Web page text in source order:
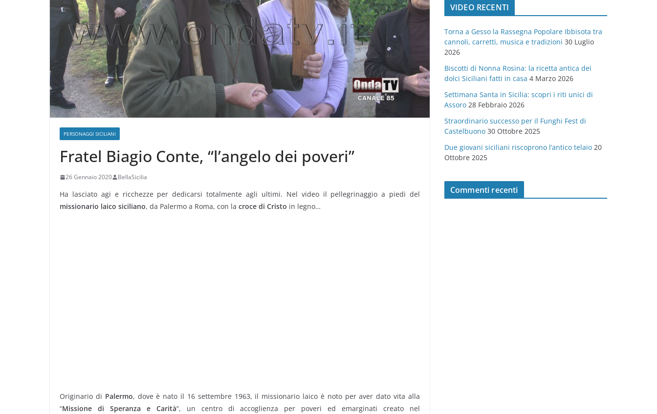
PERSONAGGI SICILIANI
Fratel Biagio Conte, “l’angelo dei poveri”
26 Gennaio 2020 BellaSicilia
Ha lasciato agi e ricchezze per dedicarsi totalmente agli ultimi. Nel video il pellegrinaggio a piedi del
missionario laico siciliano, da Palermo a Roma, con la croce di Cristo in legno…
Originario di Palermo, dove è nato il 16 settembre 1963, il missionario laico è noto per aver dato vita alla
“Missione di Speranza e Carità“, un centro di accoglienza per poveri ed emarginati creato nel
o
r
e
VIDEO RECENTI
Torna a Gesso la Rassegna Popolare Ibbisota tra
cannoli, carretti, musica e tradizioni 30 Luglio
2026
Biscotti di Nonna Rosina: la ricetta antica dei
dolci Siciliani fatti in casa 4 Marzo 2026
Settimana Santa in Sicilia: scopri i riti unici di
Assoro 28 Febbraio 2026
Straordinario successo per il Funghi Fest di
Castelbuono 30 Ottobre 2025
Due giovani siciliani riscoprono l’antico telaio 20
Ottobre 2025
Commenti recenti